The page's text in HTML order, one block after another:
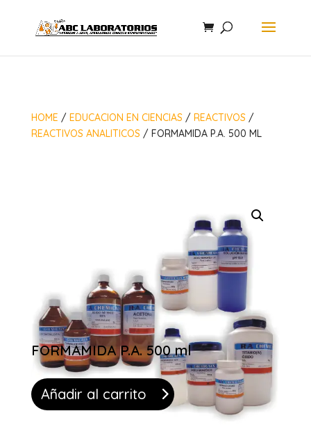
HOME / EDUCACION EN CIENCIAS/ REACTIVOS/
REACTIVOS ANALITICOS/ FORMAMIDA P.A. 500 ML
FORMAMIDA P.A. 500 ml
Añadir al carrito